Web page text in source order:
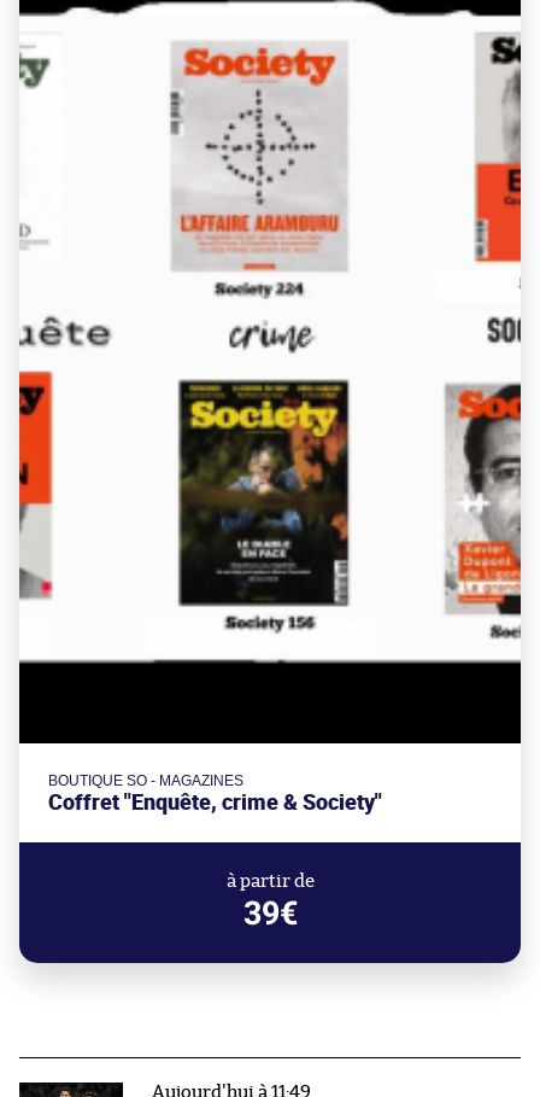
BOUTIQUE SO - MAGAZINES
Coffret "Enquête, crime & Society"
à partir de
39€
Aujourd'hui à 11:49